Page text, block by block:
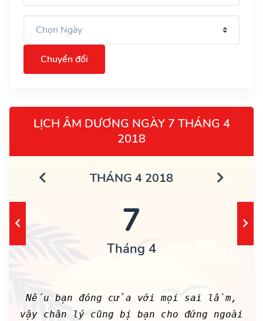
Chuyển đổi
LỊCH ÂM DƯƠNG NGÀY 7 THÁNG 4
2018
THÁNG 4 2018
7
Tháng 4
Nếu bạn đóng cửa với mọi sai lầm,
vậy chân lý cũng bị bạn cho đứng ngoài